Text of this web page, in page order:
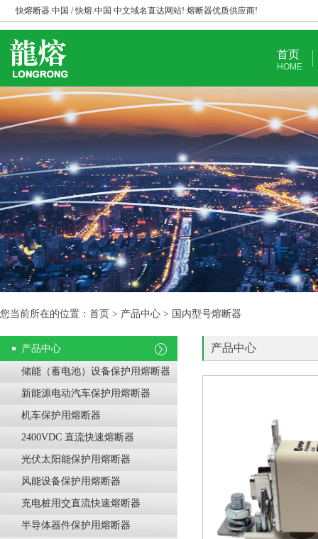
快熔断器.中国 / 快熔.中国 中文域名直达网站! 熔断器优质供应商!
首页
HOME
您当前所在的位置：首页 > 产品中心 > 国内型号熔断器
产品中心
储能（蓄电池）设备保护用熔断器
新能源电动汽车保护用熔断器
机车保护用熔断器
2400VDC 直流快速熔断器
光伏太阳能保护用熔断器
风能设备保护用熔断器
充电桩用交直流快速熔断器
半导体器件保护用熔断器
产品中心